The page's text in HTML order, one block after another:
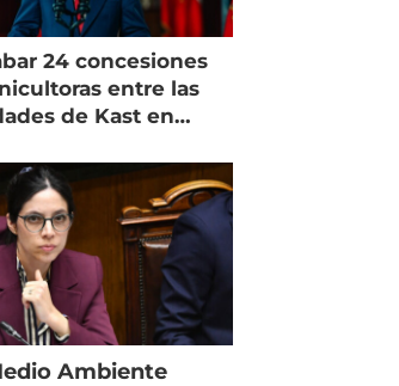
24 concesiones
entre las
de Kast en
Ambiente